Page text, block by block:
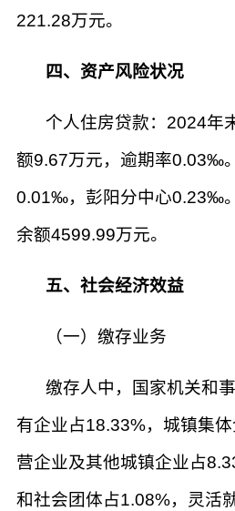
221.28万元。
四、资产风险状况
个人住房贷款：2024年
额9.67万元，逾期率0.03‰
0.01‰，彭阳分中心0.23‰
余额4599.99万元。
五、社会经济效益
（一）缴存业务
缴存人中，国家机关和
有企业占18.33%，城镇集
营企业及其他城镇企业占
和社会团体占1.08%，灵活